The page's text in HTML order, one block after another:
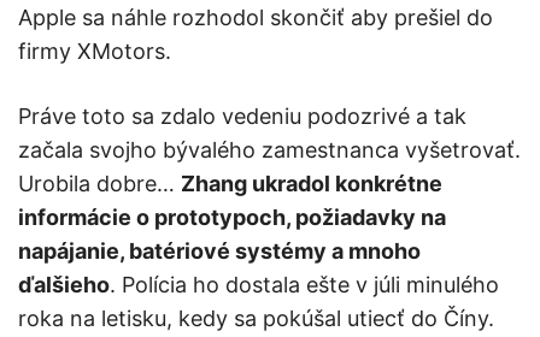
Apple sa náhle rozhodol skončiť aby prešiel do
firmy XMotors.
Práve toto sa zdalo vedeniu podozrivé a tak
začala svojho bývalého zamestnanca vyšetrovať.
Urobila dobre… Zhang ukradol konkrétne
informácie o prototypoch, požiadavky na
napájanie, batériové systémy a mnoho
ďalšieho. Polícia ho dostala ešte v júli minulého
roka na letisku, kedy sa pokúšal utiecť do Číny.